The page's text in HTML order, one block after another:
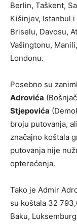
Berlin, Taškent,
Kišinjev, Istanbul
Briselu, Davosu,
Vašingtonu,
Londonu.
Posebno su
Adrovića
Stjepovića
broju putovanja,
značajno koštala
putovanja nije
opterećenja.
Tako je Admir
su koštala 32
Baku,